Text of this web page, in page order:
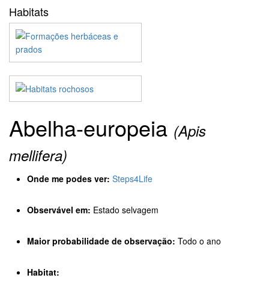
Habitats
Abelha-europeia (Apis
mellifera)
Onde me podes ver: Steps4Life
Observável em: Estado selvagem
Maior probabilidade de observação: Todo o ano
Habitat: